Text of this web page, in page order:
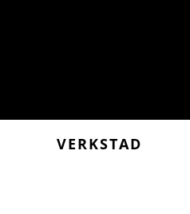
VERKSTAD